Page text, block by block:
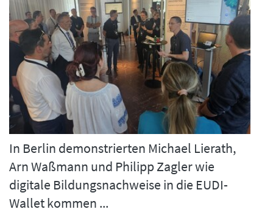
In Berlin demonstrierten Michael Lierath,
Arn Waßmann und Philipp Zagler wie
digitale Bildungsnachweise in die EUDI-
Wallet kommen ...